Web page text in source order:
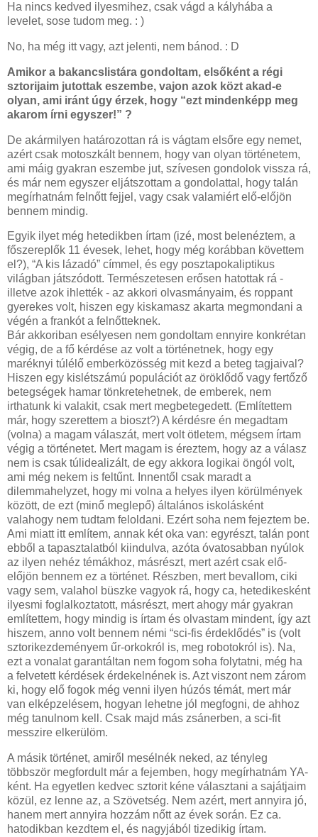
Ha nincs kedved ilyesmihez, csak vágd a kályhába a
levelet, sose tudom meg. : )
No, ha még itt vagy, azt jelenti, nem bánod. : D
Amikor a bakancslistára gondoltam, elsőként a régi
sztorijaim jutottak eszembe, vajon azok közt akad-e
olyan, ami iránt úgy érzek, hogy “ezt mindenképp meg
akarom írni egyszer!” ?
De akármilyen határozottan rá is vágtam elsőre egy nemet,
azért csak motoszkált bennem, hogy van olyan történetem,
ami máig gyakran eszembe jut, szívesen gondolok vissza rá,
és már nem egyszer eljátszottam a gondolattal, hogy talán
megírhatnám felnőtt fejjel, vagy csak valamiért elő-előjön
bennem mindig.
Egyik ilyet még hetedikben írtam (izé, most belenéztem, a
főszereplők 11 évesek, lehet, hogy még korábban követtem
el?), “A kis lázadó” címmel, és egy posztapokaliptikus
világban játszódott. Természetesen erősen hatottak rá -
illetve azok ihlették - az akkori olvasmányaim, és roppant
gyerekes volt, hiszen egy kiskamasz akarta megmondani a
végén a frankót a felnőtteknek.
Bár akkoriban esélyesen nem gondoltam ennyire konkrétan
végig, de a fő kérdése az volt a történetnek, hogy egy
maréknyi túlélő emberközösség mit kezd a beteg tagjaival?
Hiszen egy kislétszámú populációt az öröklődő vagy fertőző
betegségek hamar tönkretehetnek, de emberek, nem
irthatunk ki valakit, csak mert megbetegedett. (Említettem
már, hogy szerettem a bioszt?) A kérdésre én megadtam
(volna) a magam válaszát, mert volt ötletem, mégsem írtam
végig a történetet. Mert magam is éreztem, hogy az a válasz
nem is csak túlidealizált, de egy akkora logikai öngól volt,
ami még nekem is feltűnt. Innentől csak maradt a
dilemmahelyzet, hogy mi volna a helyes ilyen körülmények
között, de ezt (minő meglepő) általános iskolásként
valahogy nem tudtam feloldani. Ezért soha nem fejeztem be.
Ami miatt itt említem, annak két oka van: egyrészt, talán pont
ebből a tapasztalatból kiindulva, azóta óvatosabban nyúlok
az ilyen nehéz témákhoz, másrészt, mert azért csak elő-
előjön bennem ez a történet. Részben, mert bevallom, ciki
vagy sem, valahol büszke vagyok rá, hogy ca, hetedikesként
ilyesmi foglalkoztatott, másrészt, mert ahogy már gyakran
említettem, hogy mindig is írtam és olvastam mindent, így azt
hiszem, anno volt bennem némi “sci-fis érdeklődés” is (volt
sztorikezdeményem űr-orkokról is, meg robotokról is). Na,
ezt a vonalat garantáltan nem fogom soha folytatni, még ha
a felvetett kérdések érdekelnének is. Azt viszont nem zárom
ki, hogy elő fogok még venni ilyen húzós témát, mert már
van elképzelésem, hogyan lehetne jól megfogni, de ahhoz
még tanulnom kell. Csak majd más zsánerben, a sci-fit
messzire elkerülöm.
A másik történet, amiről mesélnék neked, az tényleg
többször megfordult már a fejemben, hogy megírhatnám YA-
ként. Ha egyetlen kedvec sztorit kéne választani a sajátjaim
közül, ez lenne az, a Szövetség. Nem azért, mert annyira jó,
hanem mert annyira hozzám nőtt az évek során. Ez ca.
hatodikban kezdtem el, és nagyjából tizedikig írtam.